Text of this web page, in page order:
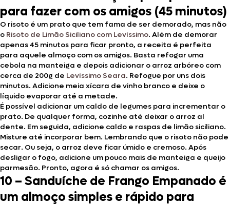
para fazer com os amigos (45 minutos)
O risoto é um prato que tem fama de ser demorado, mas não
o Risoto de Limão Siciliano com Levíssimo. Além de demorar
apenas 45 minutos para ficar pronto, a receita é perfeita
para aquele almoço com os amigos. Basta refogar uma
cebola na manteiga e depois adicionar o arroz arbóreo com
cerca de 200g de Levíssimo Seara. Refogue por uns dois
minutos. Adicione meia xícara de vinho branco e deixe o
líquido evaporar até a metade.
É possível adicionar um caldo de legumes para incrementar o
prato. De qualquer forma, cozinhe até deixar o arroz al
dente. Em seguida, adicione caldo e raspas de limão siciliano.
Misture até incorporar bem. Lembrando que o risoto não pode
secar. Ou seja, o arroz deve ficar úmido e cremoso. Após
desligar o fogo, adicione um pouco mais de manteiga e queijo
parmesão. Pronto, agora é só chamar os amigos.
10 – Sanduíche de Frango Empanado é
um almoço simples e rápido para